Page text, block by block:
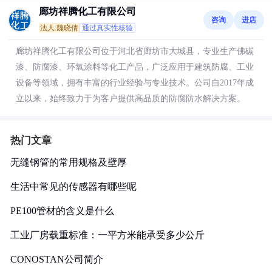
廊坊祥腾化工有限公司
法人:魏晓倩 通过真实性核验
咨询 进店
廊坊祥腾化工有限公司位于河北省廊坊市大城县，专业生产佛碳
漆、防腐漆、环氧涂料等化工产品，广泛应用于建筑防腐、工业
设备等领域，拥有丰富的行业经验与专业技术。公司自2017年成
立以来，始终致力于为客户提供高品质的防腐防水解决方案。
热门文章
无缝钢管的常用规格及壁厚
生活中常见的传感器有哪些呢
PE100管材的含义是什么
工业厂房载重标准：一平方米能承受多少公斤
CONOSTAN公司简介